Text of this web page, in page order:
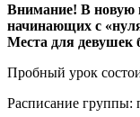
Внимание! В новую
начинающих с
Места для девушек
Пробный урок
Расписание группы: